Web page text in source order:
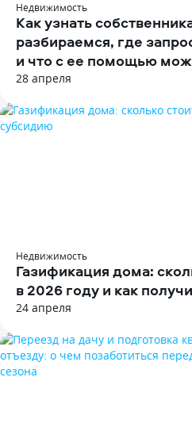
Недвижимость
Как узнать
разбираемся‚ где
и что с ее помощью
28 апреля
Недвижимость
Газификация дома:
в 2026 году и как
24 апреля